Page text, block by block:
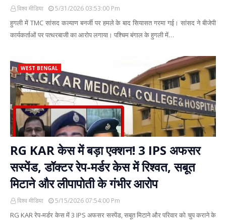
विश्व मीडिया 5/31/2026 03:53:00 Pm
हुगली में TMC सांसद कल्याण बनर्जी पर हमले के बाद सियासत गरमा गई। सांसद ने बीजेपी
कार्यकर्ताओं पर पत्थरबाजी का आरोप लगाया। पश्चिम बंगाल के हुगली में…
WEST BENGAL
RG KAR केस में बड़ा एक्शन! 3 IPS अफसर
सस्पेंड, डॉक्टर रेप-मर्डर केस में रिश्वत, सबूत
मिटाने और लीपापोती के गंभीर आरोप
विश्व मीडिया 5/15/2026 07:54:00 Pm
RG KAR रेप-मर्डर केस में 3 IPS अफसर सस्पेंड, सबूत मिटाने और परिवार को चुप कराने के